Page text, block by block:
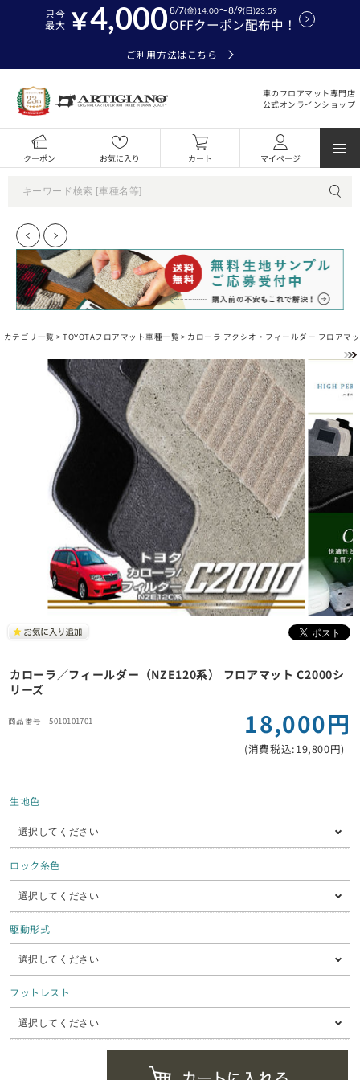
只今
最大
4,000OFFクーポン配布中！
8/7(金)14:00～8/9(日)23:59
ご利用方法はこちら
車のフロアマット専門店
公式オンラインショップ
クーポン お気に入り カート マイページ
カテゴリ一覧 >TOYOTAフロアマット車種一覧 > カローラ アクシオ・フィールダー フロアマ
カローラ／フィールダー（NZE120系） フロアマット C2000シ
リーズ
5010101701 18,000円
(消費税込:19,800円)
生地色
ロック糸色
駆動形式
フットレスト